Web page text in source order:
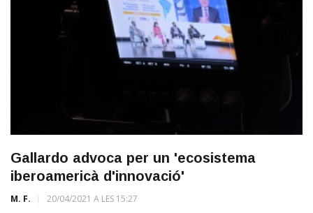
Gallardo advoca per un 'ecosistema
iberoamericà d'innovació'
M. F. 20/04/2021 A LES 15:27